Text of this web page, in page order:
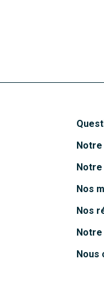
Notre
Nos
Nos
Notre
Nous